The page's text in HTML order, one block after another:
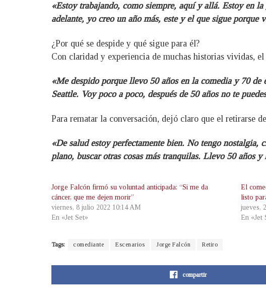
«Estoy trabajando, como siempre, aquí y allá. Estoy en
adelante, yo creo un año más, este y el que sigue porque
¿Por qué se despide y qué sigue para él?
Con claridad y experiencia de muchas historias vividas,
«Me despido porque llevo 50 años en la comedia y 70
Seattle. Voy poco a poco, después de 50 años no te
Para rematar la conversación, dejó claro que el retirarse
«De salud estoy perfectamente bien. No tengo
plano, buscar otras cosas más tranquilas. Llevo 50 años
Jorge Falcón firmó su voluntad anticipada: “Si me da
cáncer, que me dejen morir”
viernes, 8 julio 2022 10:14 AM
En «Jet Set»
El
listo
jueves,
En «Jet
Tags: comediante Escenarios Jorge Falcón Retiro
compartir